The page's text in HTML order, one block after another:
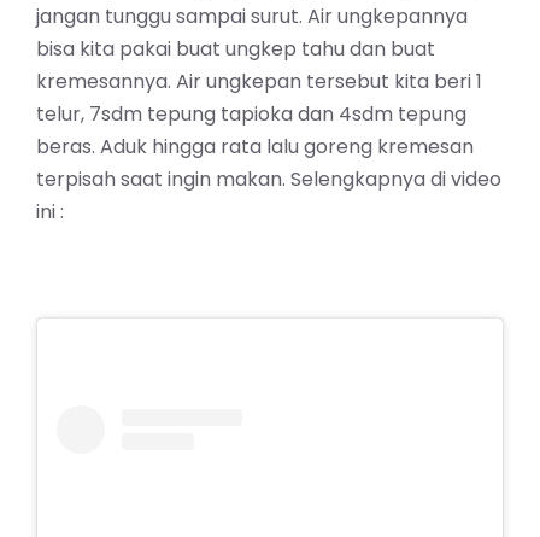
jangan tunggu sampai surut. Air ungkepannya
bisa kita pakai buat ungkep tahu dan buat
kremesannya. Air ungkepan tersebut kita beri 1
telur, 7sdm tepung tapioka dan 4sdm tepung
beras. Aduk hingga rata lalu goreng kremesan
terpisah saat ingin makan. Selengkapnya di video
ini :